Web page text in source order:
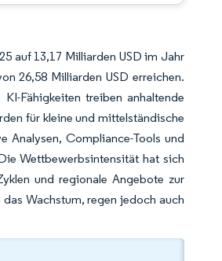
auf 13,17 Milliarden USD im Jahr
26,58 Milliarden USD erreichen.
Fähigkeiten treiben anhaltende
für kleine und mittelständische
Analysen, Compliance-Tools und
Wettbewerbsintensität hat sich
und regionale Angebote zur
Wachstum, regen jedoch auch